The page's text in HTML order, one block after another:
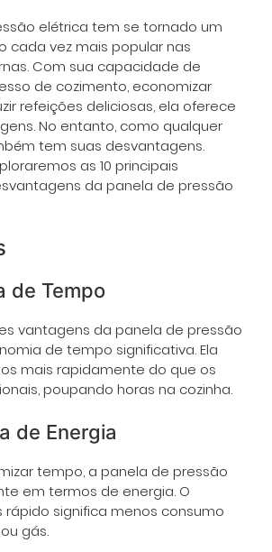
elétrica tem se tornado um
cada vez mais popular nas
Com sua capacidade de
de cozimento, economizar
refeições deliciosas, ela oferece
No entanto, como qualquer
tem suas desvantagens.
as 10 principais
da panela de pressão
de Tempo
vantagens da panela de pressão
de tempo significativa. Ela
mais rapidamente do que os
poupando horas na cozinha.
de Energia
tempo, a panela de pressão
em termos de energia. O
rápido significa menos consumo
gás.